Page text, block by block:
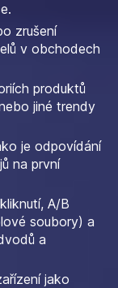
zrušení
v obchodech
produktů
jiné trendy
je odpovídání
na první
A/B
soubory) a
a
jako